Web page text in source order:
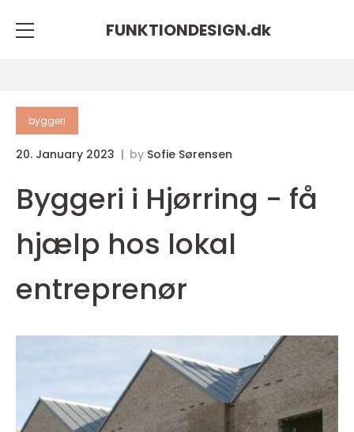
FUNKTIONDESIGN.dk
byggeri
20. January 2023 by Sofie Sørensen
Byggeri i Hjørring - få
hjælp hos lokal
entreprenør